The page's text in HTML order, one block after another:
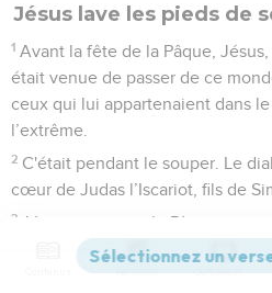
Jésus lave les pieds de
1 Avant la fête de la Pâque,
était venue de passer de ce
ceux qui lui appartenaient dans
l’extrême.
2 C'était pendant le souper. Le
cœur de Judas l’Iscariot, fils de
3
Jésus savait que le Père avait
qu'il était venu de Dieu et qu'il
Versions Commentaires